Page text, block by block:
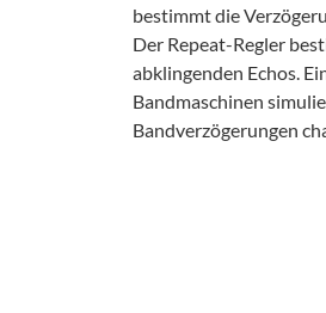
bestimmt die
Der Repeat-Regler
abklingenden Echos.
Bandmaschinen
Bandverzögerungen